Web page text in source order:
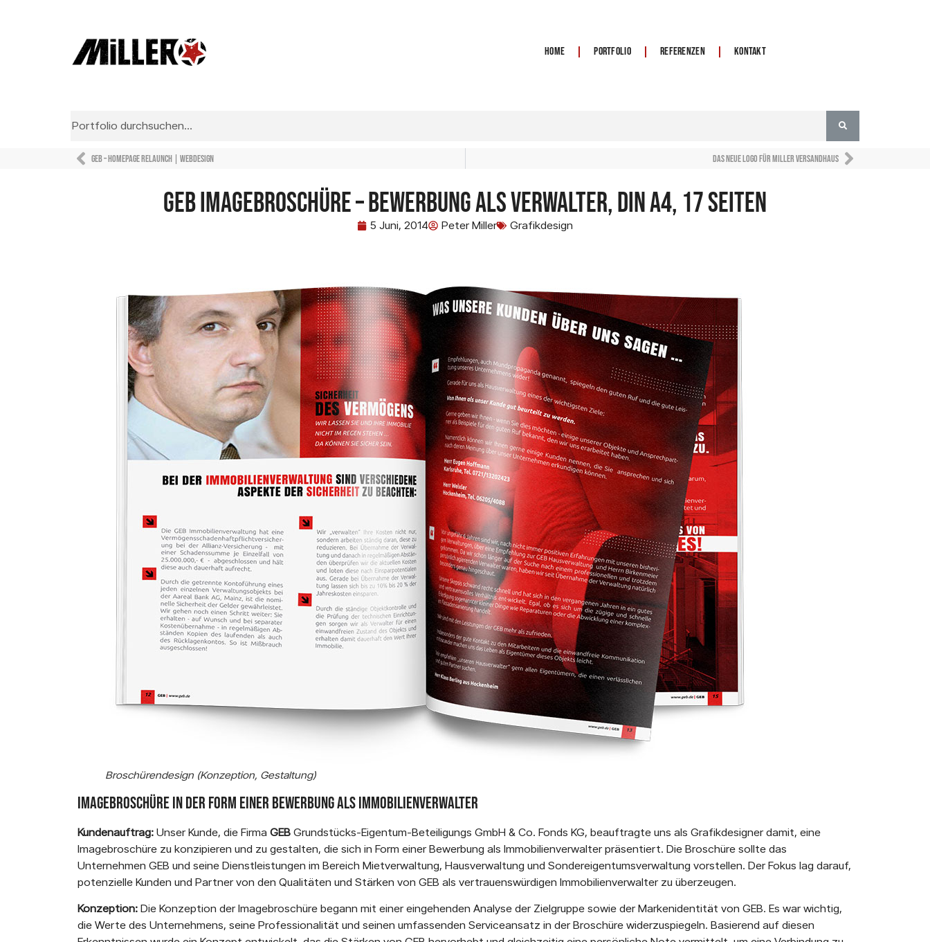
Home Portfolio Referenzen Kontakt
GEB – Homepage Relaunch | Webdesign Das neue Logo für Miller Versandhaus
GEB Imagebroschüre – Bewerbung als Verwalter, DIN A4, 17 Seiten
5 Juni, 2014 Peter Miller Grafikdesign
Broschürendesign (Konzeption, Gestaltung)
Imagebroschüre in der Form einer Bewerbung als Immobilienverwalter
Kundenauftrag: Unser Kunde, die Firma GEB Grundstücks-Eigentum-Beteiligungs GmbH & Co. Fonds KG, beauftragte uns als Grafikdesigner damit, eine
Imagebroschüre zu konzipieren und zu gestalten, die sich in Form einer Bewerbung als Immobilienverwalter präsentiert. Die Broschüre sollte das
Unternehmen GEB und seine Dienstleistungen im Bereich Mietverwaltung, Hausverwaltung und Sondereigentumsverwaltung vorstellen. Der Fokus lag darauf,
potenzielle Kunden und Partner von den Qualitäten und Stärken von GEB als vertrauenswürdigen Immobilienverwalter zu überzeugen.
Konzeption: Die Konzeption der Imagebroschüre begann mit einer eingehenden Analyse der Zielgruppe sowie der Markenidentität von GEB. Es war wichtig,
die Werte des Unternehmens, seine Professionalität und seinen umfassenden Serviceansatz in der Broschüre widerzuspiegeln. Basierend auf diesen